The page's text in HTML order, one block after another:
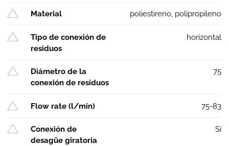
Material poliestireno, polipropileno
Tipo de conexión de
residuos
horizontal
Diámetro de la
conexión de residuos
75
Flow rate (l/min) 75-83
Conexión de
desagüe giratoria
Sí